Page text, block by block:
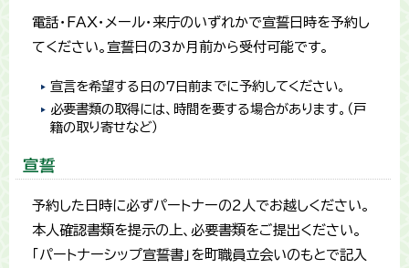
電話・FAX・メール・来庁のいずれかで宣誓日時を予約し
てください。宣誓日の3か月前から受付可能です。
宣言を希望する日の7日前までに予約してください。
必要書類の取得には、時間を要する場合があります。（戸
籍の取り寄せなど）
宣誓
予約した日時に必ずパートナーの2人でお越しください。
本人確認書類を提示の上、必要書類をご提出ください。
「パートナーシップ宣誓書」を町職員立会いのもとで記入